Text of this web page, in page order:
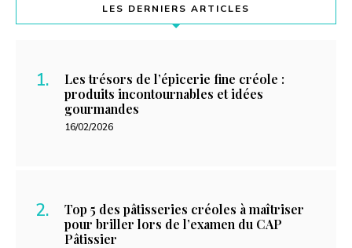
LES DERNIERS ARTICLES
Les trésors de l’épicerie fine créole :
produits incontournables et idées
gourmandes
16/02/2026
Top 5 des pâtisseries créoles à maîtriser
pour briller lors de l’examen du CAP
Pâtissier